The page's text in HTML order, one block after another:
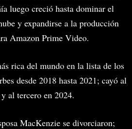
luego creció hasta dominar el
y expandirse a la producción
Amazon Prime Video.
rica del mundo en la lista de los
desde 2018 hasta 2021; cayó al
al tercero en 2024.
MacKenzie se divorciaron;